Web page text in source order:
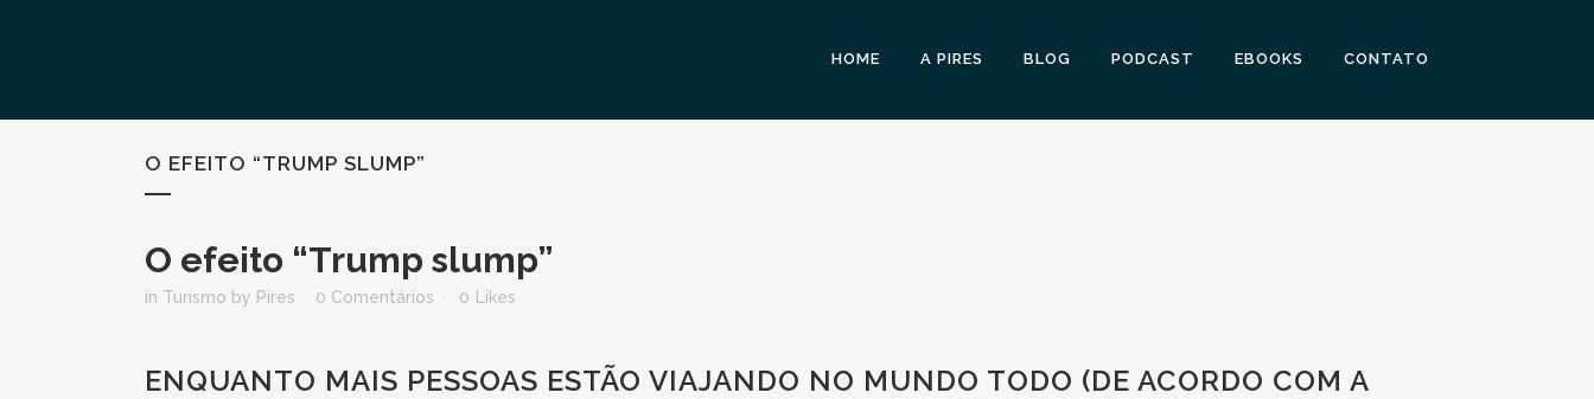
HOME A PIRES BLOG PODCAST EBOOKS CONTATO
O EFEITO “TRUMP SLUMP”
O efeito “Trump slump”
in Turismo by Pires 0 Comentários 0 Likes
ENQUANTO MAIS PESSOAS ESTÃO VIAJANDO NO MUNDO TODO (DE ACORDO COM A